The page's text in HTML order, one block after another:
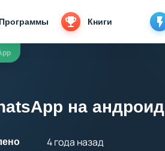
Программы Книги
на андроид
4 года назад